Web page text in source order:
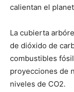
calientan el
La cubierta
de dióxido de
combustibles
proyecciones de
niveles de CO2.